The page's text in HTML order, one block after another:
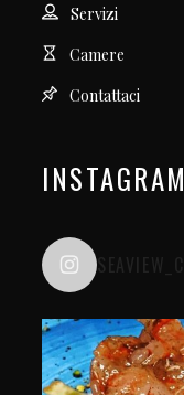
Servizi
Camere
Contattaci
INSTAGRAM